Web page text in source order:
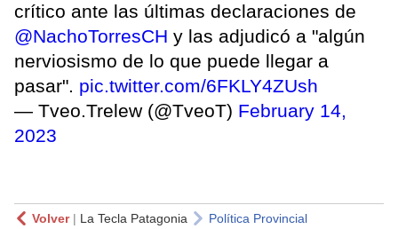
crítico ante las últimas declaraciones de
@NachoTorresCH y las adjudicó a "algún
nerviosismo de lo que puede llegar a
pasar". pic.twitter.com/6FKLY4ZUsh
— Tveo.Trelew (@TveoT) February 14,
2023
Volver| La Tecla Patagonia Política Provincial